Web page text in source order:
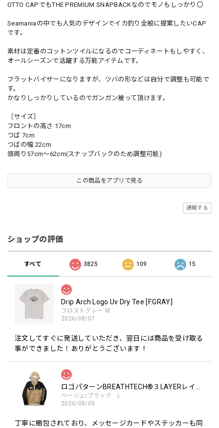
OTTO CAPでもTHE PREMIUM SNAPBACKなのでモノもしっかり〇
Seamaniaの中でも人気のデザインでイカ釣り全般に提案したいCAP
です。
素材は定番のコットンツイルになるのでコーディネートもしやすく、
オールシーズンで活躍する万能アイテムです。
フラットバイザーになりますが、ツバの形などは自分で調整も可能で
す。
かなりしっかりしているのでガンガン被って頂けます。
［サイズ］
フロントの高さ 17cm
つば 7cm
つばの幅 22cm
頭周り57cm〜62cm(スナップバックのため調整可能)
この商品をアプリで見る
通報する
ショップの評価
すべて 3825 109 15
Drip Arch Logo Uv Dry Tee [F.GRAY]
フロストグレー M
2026/08/07
注文してすぐに発送していただき、翌日には商品を受け取る
事ができました！ありがとうございます！
ベージュ/ブラック L
2026/08/05
丁寧に梱包されており、メッセージカードやステッカーも同